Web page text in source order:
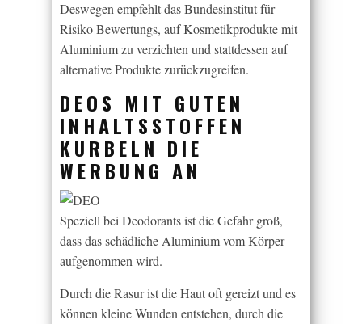
Deswegen empfehlt das Bundesinstitut für
Risiko Bewertungs, auf Kosmetikprodukte mit
Aluminium zu verzichten und stattdessen auf
alternative Produkte zurückzugreifen.
DEOS MIT GUTEN
INHALTSSTOFFEN
KURBELN DIE
WERBUNG AN
Speziell bei Deodorants ist die Gefahr groß,
dass das schädliche Aluminium vom Körper
aufgenommen wird.
Durch die Rasur ist die Haut oft gereizt und es
können kleine Wunden entstehen, durch die